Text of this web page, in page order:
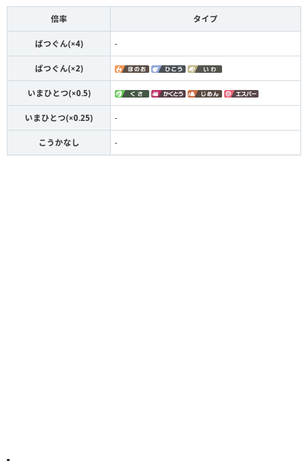
倍率 タイプ
ばつぐん(×4) -
ばつぐん(×2)
いまひとつ(×0.5)
いまひとつ(×0.25) -
こうかなし -